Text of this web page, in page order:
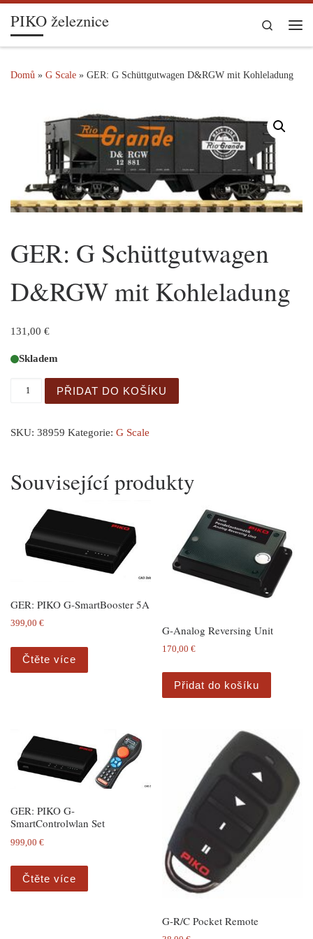
Skip to content
PIKO železnice
Search
Domů » G Scale » GER: G Schüttgutwagen D&RGW mit Kohleladung
GER: G Schüttgutwagen
D&RGW mit Kohleladung
131,00 €
Skladem
GER: G Schüttgutwagen D&RGW mit Kohleladung
PŘIDAT DO KOŠÍKU
SKU: 38959 Kategorie: G Scale
Související produkty
GER: PIKO G-SmartBooster 5A
399,00 €
Čtěte více
G-Analog Reversing Unit
170,00€
Přidat do košíku
GER: PIKO G-
SmartControlwlan Set
999,00 €
Čtěte více
G-R/C Pocket Remote